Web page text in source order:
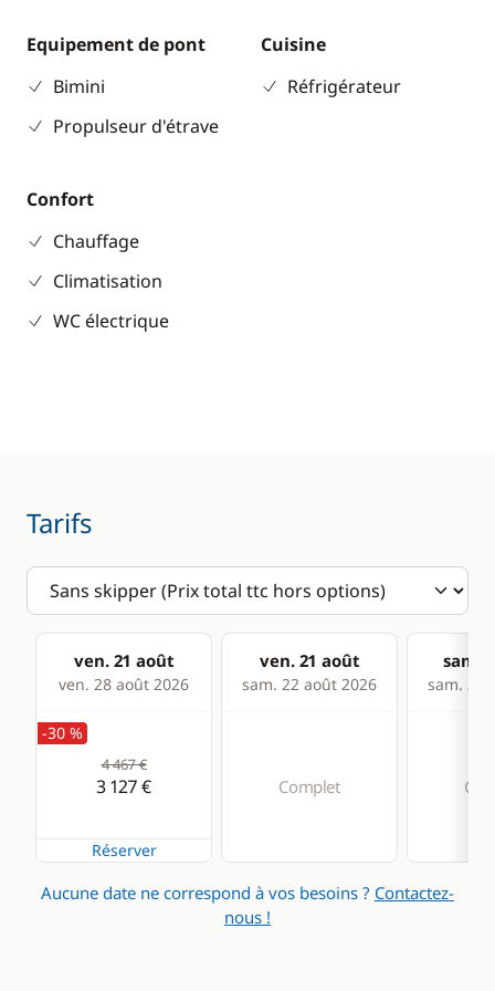
Equipement de pont
Bimini
Propulseur d'étrave
Cuisine
Réfrigérateur
Confort
Chauffage
Climatisation
WC électrique
Tarifs
ven. 21 août
ven. 28 août 2026
ven. 21 août
sam. 22 août 2026
sam.
sam. 29
-30 %
4 467 €
3 127 €
Réserver
Complet
Aucune date ne correspond à vos besoins ? Contactez-
nous !